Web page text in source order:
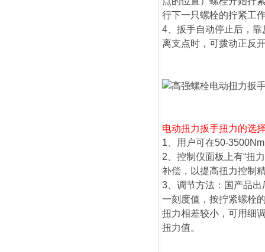
行下一只螺栓的拧紧工
4、扳手自动停止后，
离支点时，可拨动正反
电动扭力扳手扭力的选
1、用户可在50-
2、控制仪面板上有“扭力
补偿，以提高扭力控制
3、调节方法：国产品出
一刻度值，按拧紧螺栓
扭力相差较小，可用细
扭力值。